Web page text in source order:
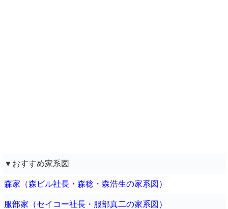
▼おすすめ家系図
森家（森ビル社長・森稔・森浩生の家系図）
服部家（セイコー社長・服部真二の家系図）